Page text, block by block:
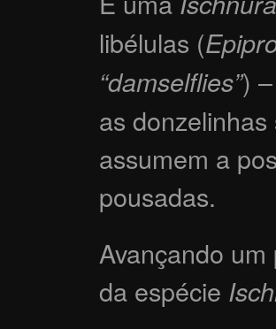
libélulas (
“damselflies”)
as
assumem a
pousadas.
Avançando
da espécie